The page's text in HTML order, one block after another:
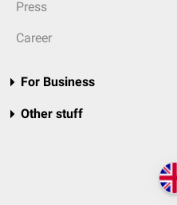
Press
Career
For Business
Other stuff